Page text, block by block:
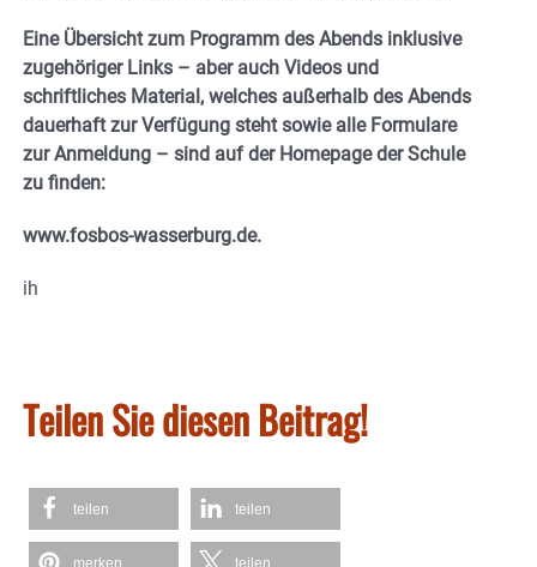
Eine Übersicht zum Programm des Abends inklusive
zugehöriger Links – aber auch Videos und
schriftliches Material, welches außerhalb des Abends
dauerhaft zur Verfügung steht sowie alle Formulare
zur Anmeldung – sind auf der Homepage der Schule
zu finden:
www.fosbos-wasserburg.de.
ih
Teilen Sie diesen Beitrag!
teilen teilen
merken teilen